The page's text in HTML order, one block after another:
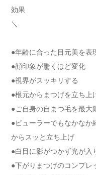
効果
＼
●年齢に合った目元美を表
●顔印象が驚くほど変化
●視界がスッキリする
●根元からまつげを立ち上
●ご自身の自まつ毛を最大
●ビューラーでもなかなか
からスッと立ち上げ
●白目に影がつかず光が入
●下がりまつげのコンプレ